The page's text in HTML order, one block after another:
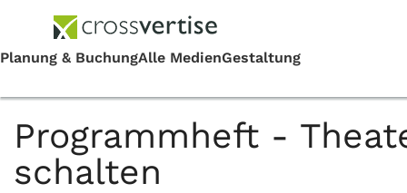
Programmheft -
schalten